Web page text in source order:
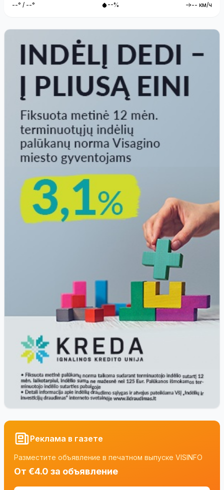
--° / --° --% -- км/ч
Реклама в газете
Разместите объявление в печатном выпуске VISINFO
От €4.0 за объявление